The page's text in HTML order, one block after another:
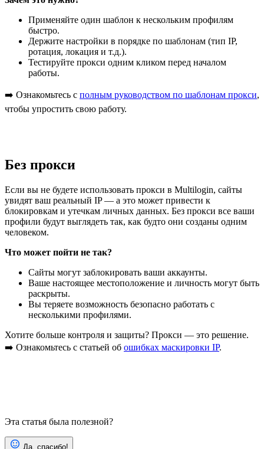
Применяйте один шаблон к нескольким профилям
быстро.
Держите настройки в порядке по шаблонам (тип IP,
ротация, локация и т.д.).
Тестируйте прокси одним кликом перед началом
работы.
➡️ Ознакомьтесь с полным руководством по шаблонам прокси,
чтобы упростить свою работу.
Без прокси
Если вы не будете использовать прокси в Multilogin, сайты
увидят ваш реальный IP — а это может привести к
блокировкам и утечкам личных данных. Без прокси все ваши
профили будут выглядеть так, как будто они созданы одним
человеком.
Что может пойти не так?
Сайты могут заблокировать ваши аккаунты.
Ваше настоящее местоположение и личность могут быть
раскрыты.
Вы теряете возможность безопасно работать с
несколькими профилями.
Хотите больше контроля и защиты? Прокси — это решение.
➡️ Ознакомьтесь с статьей об ошибках маскировки IP.
Эта статья была полезной?
Да, спасибо!